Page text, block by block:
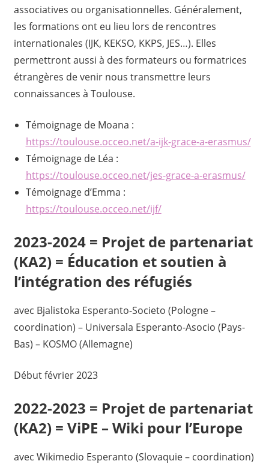
associatives ou organisationnelles. Généralement,
les formations ont eu lieu lors de rencontres
internationales (IJK, KEKSO, KKPS, JES…). Elles
permettront aussi à des formateurs ou formatrices
étrangères de venir nous transmettre leurs
connaissances à Toulouse.
Témoignage de Moana :
https://toulouse.occeo.net/a-ijk-grace-a-erasmus/
Témoignage de Léa :
https://toulouse.occeo.net/jes-grace-a-erasmus/
Témoignage d’Emma :
https://toulouse.occeo.net/ijf/
2023-2024 = Projet de partenariat
(KA2) = Éducation et soutien à
l’intégration des réfugiés
avec Bjalistoka Esperanto-Societo (Pologne –
coordination) – Universala Esperanto-Asocio (Pays-
Bas) – KOSMO (Allemagne)
Début février 2023
2022-2023 = Projet de partenariat
(KA2) = ViPE – Wiki pour l’Europe
avec Wikimedio Esperanto (Slovaquie – coordination)